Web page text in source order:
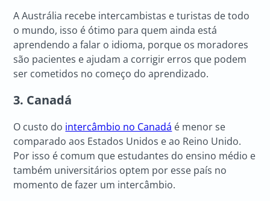
A Austrália recebe intercambistas e turistas de todo
o mundo, isso é ótimo para quem ainda está
aprendendo a falar o idioma, porque os moradores
são pacientes e ajudam a corrigir erros que podem
ser cometidos no começo do aprendizado.
3. Canadá
O custo do intercâmbio no Canadá é menor se
comparado aos Estados Unidos e ao Reino Unido.
Por isso é comum que estudantes do ensino médio e
também universitários optem por esse país no
momento de fazer um intercâmbio.